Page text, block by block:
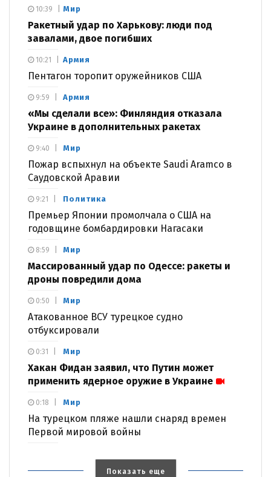
Мир
Ракетный удар по Харькову: люди под
завалами, двое погибших
10:39
Армия
Пентагон торопит оружейников США
10:21
Армия
«Мы сделали все»: Финляндия отказала
Украине в дополнительных ракетах
9:59
Мир
Пожар вспыхнул на объекте Saudi Aramco в
Саудовской Аравии
9:40
Политика
Премьер Японии промолчала о США на
годовщине бомбардировки Нагасаки
9:21
Мир
Массированный удар по Одессе: ракеты и
дроны повредили дома
8:59
Мир
Атакованное ВСУ турецкое судно
отбуксировали
0:50
Мир
Хакан Фидан заявил, что Путин может
применить ядерное оружие в Украине
0:31
Мир
На турецком пляже нашли снаряд времен
Первой мировой войны
0:18
Показать еще